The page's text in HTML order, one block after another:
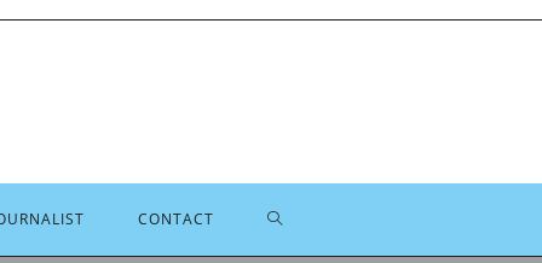
CONTACT TOGGLE